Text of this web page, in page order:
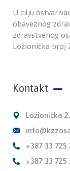
U cilju
obaveznog
zdravstvenog
Ložionička broj
Kontakt
Ložionička
+387 33 725
+387 33 725